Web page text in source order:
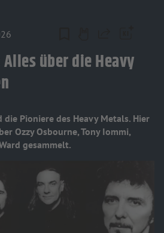
über die Heavy
die Pioniere des Heavy Metals. Hier
Ozzy Osbourne, Tony Iommi,
gesammelt.